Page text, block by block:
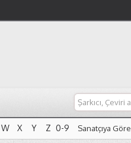
W X Y Z 0-9
Sanatçıya Göre